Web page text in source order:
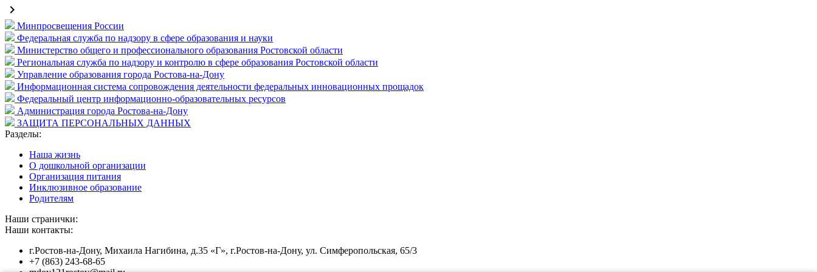
keyboard_arrow_right
Минпросвещения России
Федеральная служба по надзору в сфере образования и науки
Министерство общего и профессионального образования Ростовской области
Региональная служба по надзору и контролю в сфере образования Ростовской области
Управление образования города Ростова-на-Дону
Информационная система сопровождения деятельности федеральных инновационных прощадок
Федеральный центр информационно-образовательных ресурсов
Администрация города Ростова-на-Дону
ЗАЩИТА ПЕРСОНАЛЬНЫХ ДАННЫХ
Разделы:
Наша жизнь
О дошкольной организации
Организация питания
Инклюзивное образование
Родителям
Наши странички:
Наши контакты:
г.Ростов-на-Дону, Михаила Нагибина, д.35 «Г», г.Ростов-на-Дону, ул. Симферопольская, 65/3
+7 (863) 243-68-65